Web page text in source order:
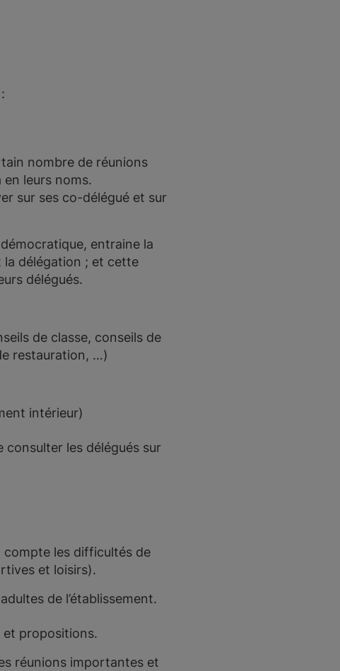
nombre de réunions
en leurs noms.
sur ses co-délégué et sur
entraine la
la délégation ; et cette
délégués.
de classe, conseils de
restauration, …)
intérieur)
les délégués sur
compte les difficultés de
et loisirs).
de l’établissement.
et propositions.
réunions importantes et